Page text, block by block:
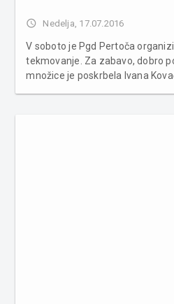
access_time Nedelja, 17.07.2016
V soboto je Pgd Pertoča
tekmovanje. Za zabavo, dobro
množice je poskrbela Ivana